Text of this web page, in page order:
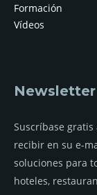
Formación
Vídeos
Newsletter
Suscríbase
recibir en su e-
soluciones para
hoteles,